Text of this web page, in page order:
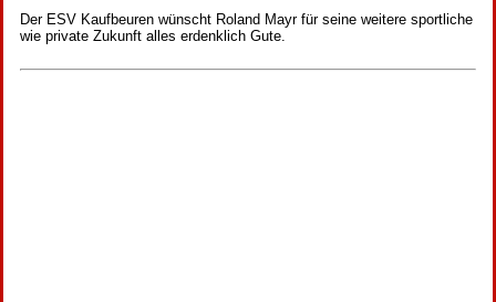
Der ESV Kaufbeuren wünscht Roland Mayr für seine weitere sportliche
wie private Zukunft alles erdenklich Gute.